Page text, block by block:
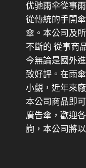
优驰雨伞從事
從傳統的手開
傘。本公司及
不斷的 從事商
今無論是國外
致好評。在雨
小覷，近年來
本公司商品即
廣告傘，歡迎
詢，本公司將